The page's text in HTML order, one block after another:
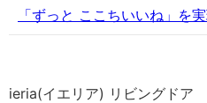
「ずっと ここちいいね」を
ieria(イエリア) リビングドア